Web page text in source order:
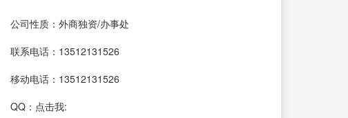
公司性质：外商独资/办事处
联系电话：13512131526
移动电话：13512131526
QQ： 点击我: